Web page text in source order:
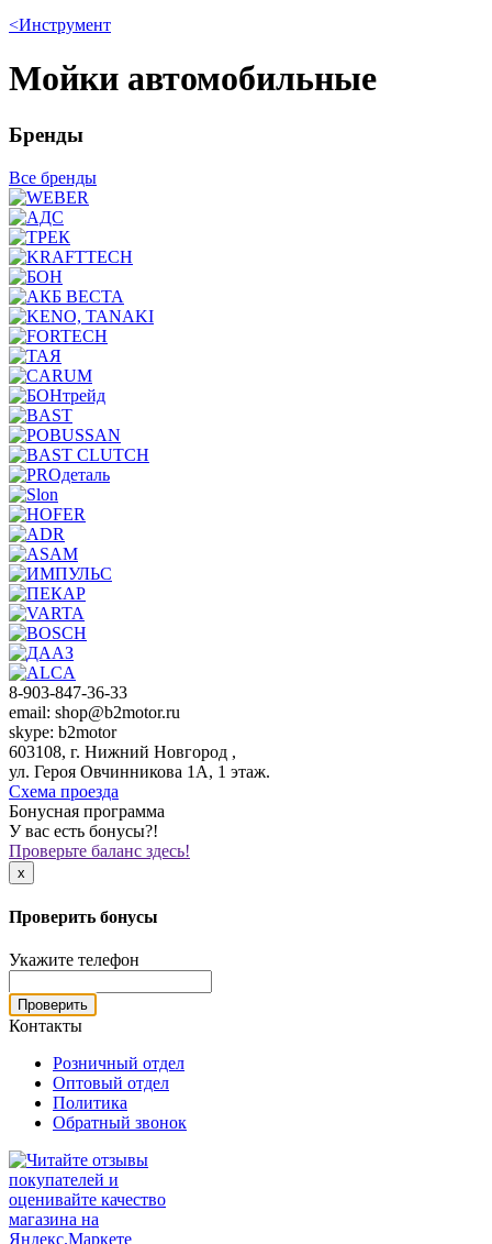
<Инструмент
Мойки автомобильные
Бренды
Все бренды
8-903-847-36-33
email: shop@b2motor.ru
skype: b2motor
603108, г. Нижний Новгород ,
ул. Героя Овчинникова 1А, 1 этаж.
Схема проезда
Бонусная программа
У вас есть бонусы?!
Проверьте баланс здесь!
x
Проверить бонусы
Укажите телефон
Проверить
Контакты
Розничный отдел
Оптовый отдел
Политика
Обратный звонок